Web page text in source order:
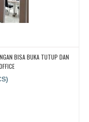
BISA BUKA TUTUP DAN